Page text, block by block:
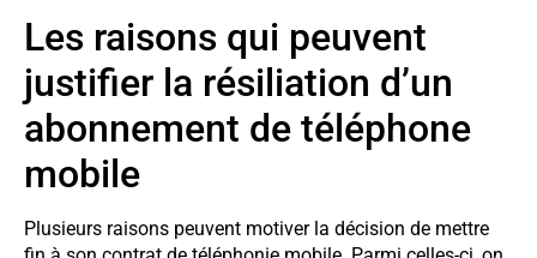
Les raisons qui peuvent
justifier la résiliation d’un
abonnement de téléphone
mobile
Plusieurs raisons peuvent motiver la décision de mettre